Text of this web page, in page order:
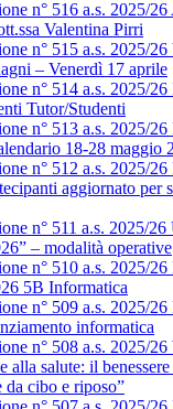
n° 516 a.s. 2025/
Valentina Pirri
n° 515 a.s. 2025/
– Venerdì 17 aprile
n° 514 a.s. 2025/26
Tutor/Studenti
n° 513 a.s. 2025/
18-28 maggio
n° 512 a.s. 2025/
aggiornato per
n° 511 a.s. 2025/26
– modalità operative
n° 510 a.s. 2025/26
5B Informatica
n° 509 a.s. 2025/26
informatica
n° 508 a.s. 2025/26
alla salute: il
da cibo e riposo”